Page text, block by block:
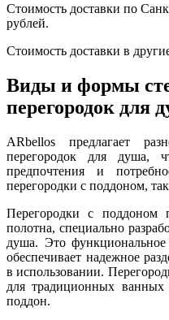
Стоимость доставки по
рублей.
Стоимость доставки в
Виды и формы
перегородок для
ARbellos предлагает
перегородок для душа,
предпочтения и
перегородки с поддоном,
Перегородки с поддоном
полотна, специально
душа. Это
обеспечивает надежное
в использовании.
для традиционных ванных
поддон.